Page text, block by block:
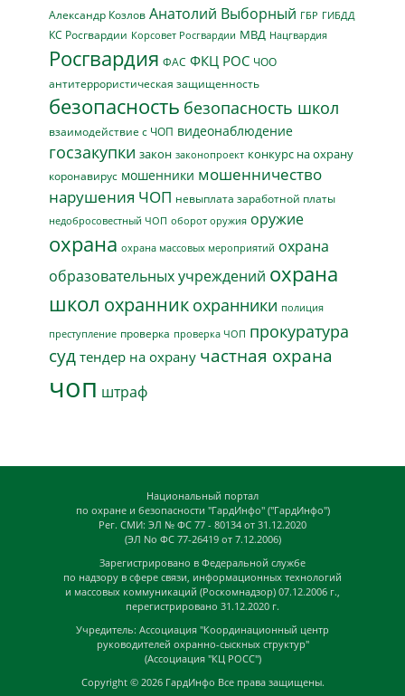
Александр Козлов Анатолий Выборный ГБР ГИБДД
КС Росгвардии Корсовет Росгвардии МВД Нацгвардия
Росгвардия ФАС ФКЦ РОС ЧОО
антитеррористическая защищенность
безопасность безопасность школ
взаимодействие с ЧОП видеонаблюдение
госзакупки закон законопроект конкурс на охрану
коронавирус мошенники мошенничество
нарушения ЧОП невыплата заработной платы
недобросовестный ЧОП оборот оружия оружие
охрана охрана массовых мероприятий охрана
образовательных учреждений охрана
школ охранник охранники полиция
преступление проверка проверка ЧОП прокуратура
суд тендер на охрану частная охрана
чоп штраф
Национальный портал
по охране и безопасности "ГардИнфо" ("ГардИнфо")
Рег. СМИ: ЭЛ № ФС 77 - 80134 от 31.12.2020
(ЭЛ No ФС 77-26419 от 7.12.2006)
Зарегистрировано в Федеральной службе
по надзору в сфере связи, информационных технологий
и массовых коммуникаций (Роскомнадзор) 07.12.2006 г.,
перегистрировано 31.12.2020 г.
Учредитель: Ассоциация "Координационный центр
руководителей охранно-сыскных структур"
(Ассоциация "КЦ РОСС")
Copyright © 2026 ГардИнфо Все права защищены.